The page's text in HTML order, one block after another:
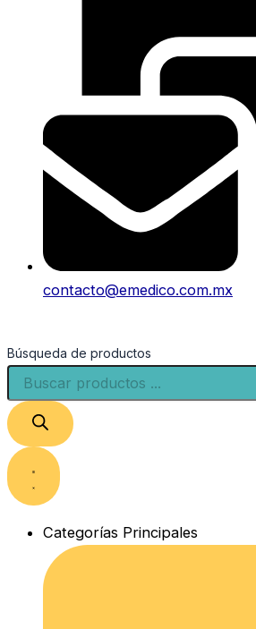
contacto@emedico.com.mx
Búsqueda de productos
Categorías Principales